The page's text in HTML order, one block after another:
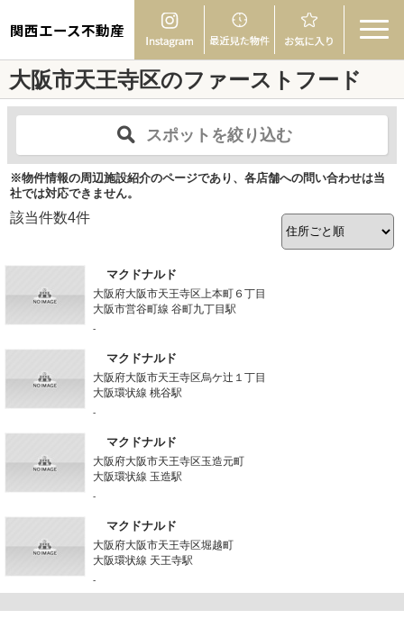
関西エース不動産
大阪市天王寺区のファーストフード
スポットを絞り込む
※物件情報の周辺施設紹介のページであり、各店舗への問い合わせは当
社では対応できません。
該当件数4件
マクドナルド
大阪府大阪市天王寺区上本町６丁目
大阪市営谷町線 谷町九丁目駅
-
マクドナルド
大阪府大阪市天王寺区烏ケ辻１丁目
大阪環状線 桃谷駅
-
マクドナルド
大阪府大阪市天王寺区玉造元町
大阪環状線 玉造駅
-
マクドナルド
大阪府大阪市天王寺区堀越町
大阪環状線 天王寺駅
-